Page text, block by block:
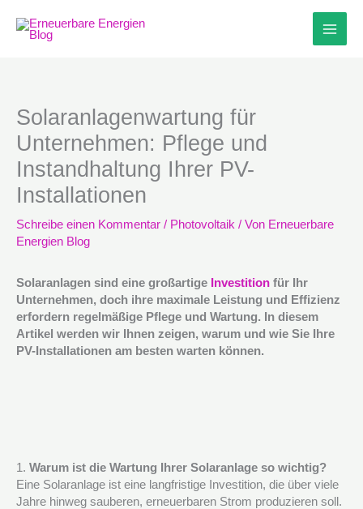
Inhalt
springen
Solaranlagenwartung für
Unternehmen: Pflege und
Instandhaltung Ihrer PV-
Installationen
Schreibe einen Kommentar / Photovoltaik / Von Erneuerbare
Energien Blog
Solaranlagen sind eine großartige Investition für Ihr
Unternehmen, doch ihre maximale Leistung und Effizienz
erfordern regelmäßige Pflege und Wartung. In diesem
Artikel werden wir Ihnen zeigen, warum und wie Sie Ihre
PV-Installationen am besten warten können.
1. Warum ist die Wartung Ihrer Solaranlage so wichtig?
Eine Solaranlage ist eine langfristige Investition, die über viele
Jahre hinweg sauberen, erneuerbaren Strom produzieren soll.